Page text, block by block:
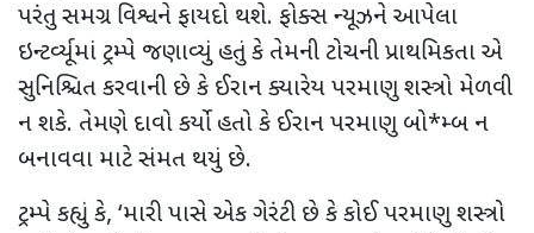
પરંતુ સમગ્ર વિશ્વને ફાયદો થશે. ફોક્સ ન્યૂઝને આપેલા
ઇન્ટર્વ્યૂમાં ટ્રમ્પે જણાવ્યું હતું કે તેમની ટોચની પ્રાથમિકતા એ
સુનિશ્ચિત કરવાની છે કે ઈરાન ક્યારેય પરમાણુ શસ્ત્રો મેળવી
ન શકે. તેમણે દાવો કર્યો હતો કે ઈરાન પરમાણુ બો*મ્બ ન
બનાવવા માટે સંમત થયું છે.
ટ્રમ્પે કહ્યું કે, ‘મારી પાસે એક ગેરંટી છે કે કોઈ પરમાણુ શસ્ત્રો